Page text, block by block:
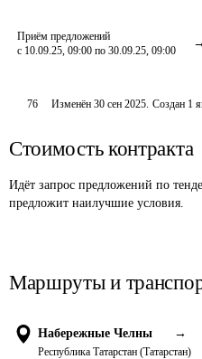
Приём предложений
с 10.09.25, 09:00 по 30.09.25, 09:00
76 Изменён30 сен 2025. Создан 1
Стоимость контракта
Идёт запрос предложений по
предложит наилучшие условия.
Маршруты и
Набережные Челны →
Республика Татарстан (Татарстан)